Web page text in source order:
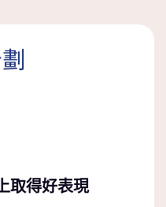
取得好表現